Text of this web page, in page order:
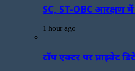
SC, ST-OBC आरक्षण
1 hour ago
टॉप एक्टर पर प्राइवेट